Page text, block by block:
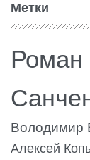
Метки
Володимир
Алексей